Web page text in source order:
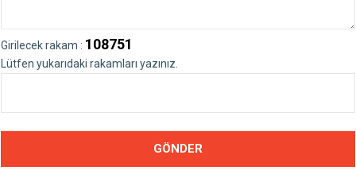
Girilecek rakam : 108751
Lütfen yukarıdaki rakamları yazınız.